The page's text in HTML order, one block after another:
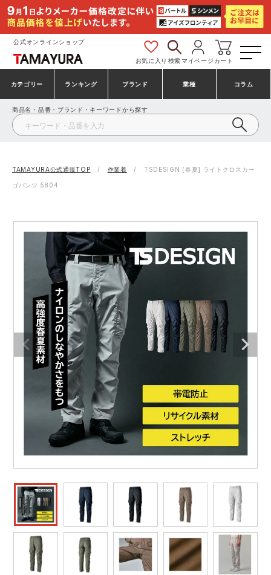
公式オンラインショップ
お気に入り 検索マイページ カート
カテゴリー
安全靴・作業靴
事務服・オフィスウェア
防寒着
作業用手袋
アウトドア・スポーツ
ワークスーツ
コンプレッションウェア
作業用ポロシャツ
安全保護具
レインウェア・カッパ
ヤッケ
ランキング
安全靴ランキング
安全靴スニーカーランキング
アシックス安全靴ランキング
ミズノ安全靴ランキング
作業着ランキング
アウトドアウェアランキング
つなぎランキング
空調服ランキング
コンプレッションウェアランキング
作業用ポロシャツランキング
作業用手袋ランキング
レインウェアランキング
ブランド
アシックス
プーマ コンバース（CONVERSE）
アイズフロンティア
コーコス ジーベック
クロダルマ 桑和
クレヒフク
おたふく手袋 マック
住商モンブラン ボンマックス
GUSH FORCE CUP
GDジャパン カーシーカシマ
シンメン 日進ゴム
業種
建設・建築作業服
製造・工場作業服
大工・鳶作業服
電気・設備作業服
配達・営業作業服
自動車整備士作業服
DIY・日曜大工作業服
飲食店ユニフォーム
運送・倉庫作業服
清掃・ビルメンテ作業服
夜間・高視認性安全服
コラム
商品名・品番・ブランド・キーワードから探す
TAMAYURA公式通販TOP 作業着 TSDESIGN [春夏] ライトクロスカー
ゴパンツ 5804